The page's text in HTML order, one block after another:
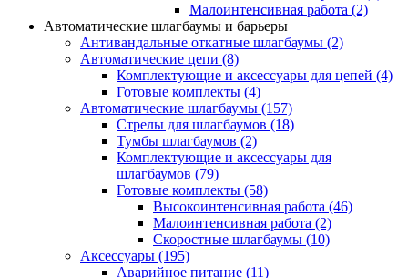
Малоинтенсивная работа (2)
Автоматические шлагбаумы и барьеры
Антивандальные откатные шлагбаумы (2)
Автоматические цепи (8)
Комплектующие и аксессуары для цепей (4)
Готовые комплекты (4)
Автоматические шлагбаумы (157)
Стрелы для шлагбаумов (18)
Тумбы шлагбаумов (2)
Комплектующие и аксессуары для
шлагбаумов (79)
Готовые комплекты (58)
Высокоинтенсивная работа (46)
Малоинтенсивная работа (2)
Скоростные шлагбаумы (10)
Аксессуары (195)
Аварийное питание (11)